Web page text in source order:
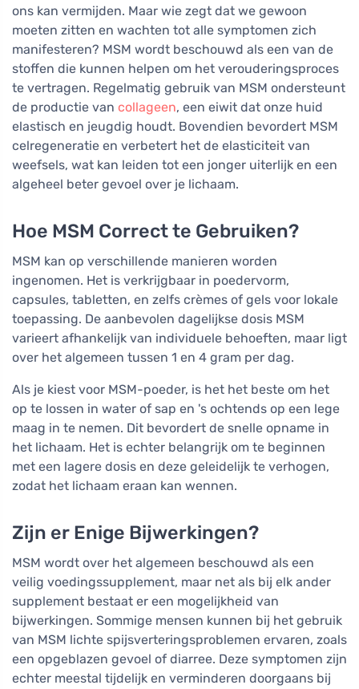
ons kan vermijden. Maar wie zegt dat we gewoon
moeten zitten en wachten tot alle symptomen zich
manifesteren? MSM wordt beschouwd als een van de
stoffen die kunnen helpen om het verouderingsproces
te vertragen. Regelmatig gebruik van MSM ondersteunt
de productie van collageen, een eiwit dat onze huid
elastisch en jeugdig houdt. Bovendien bevordert MSM
celregeneratie en verbetert het de elasticiteit van
weefsels, wat kan leiden tot een jonger uiterlijk en een
algeheel beter gevoel over je lichaam.
Hoe MSM Correct te Gebruiken?
MSM kan op verschillende manieren worden
ingenomen. Het is verkrijgbaar in poedervorm,
capsules, tabletten, en zelfs crèmes of gels voor lokale
toepassing. De aanbevolen dagelijkse dosis MSM
varieert afhankelijk van individuele behoeften, maar ligt
over het algemeen tussen 1 en 4 gram per dag.
Als je kiest voor MSM-poeder, is het het beste om het
op te lossen in water of sap en 's ochtends op een lege
maag in te nemen. Dit bevordert de snelle opname in
het lichaam. Het is echter belangrijk om te beginnen
met een lagere dosis en deze geleidelijk te verhogen,
zodat het lichaam eraan kan wennen.
Zijn er Enige Bijwerkingen?
MSM wordt over het algemeen beschouwd als een
veilig voedingssupplement, maar net als bij elk ander
supplement bestaat er een mogelijkheid van
bijwerkingen. Sommige mensen kunnen bij het gebruik
van MSM lichte spijsverteringsproblemen ervaren, zoals
een opgeblazen gevoel of diarree. Deze symptomen zijn
echter meestal tijdelijk en verminderen doorgaans bij